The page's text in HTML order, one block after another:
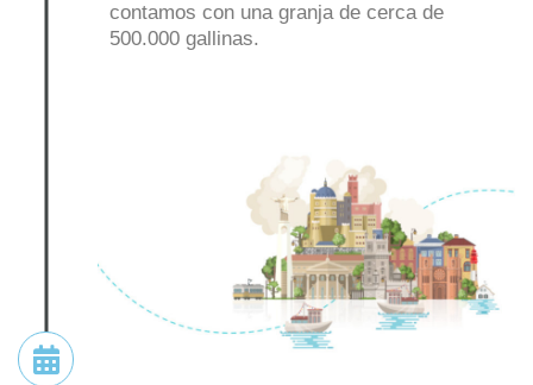
contamos con una granja de cerca de
500.000 gallinas.